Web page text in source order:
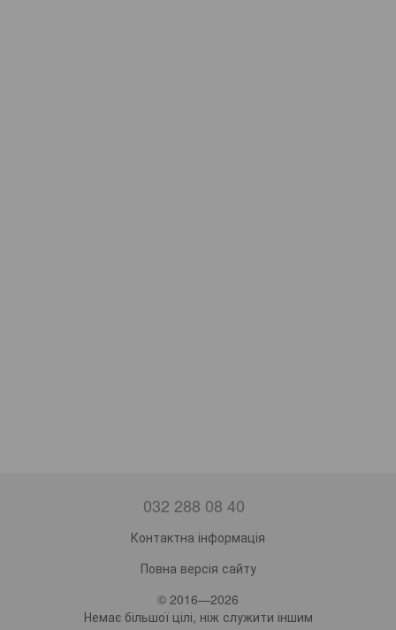
032 288 08 40
Контактна інформація
Повна версія сайту
© 2016—2026
Немає більшої цілі, ніж служити іншим